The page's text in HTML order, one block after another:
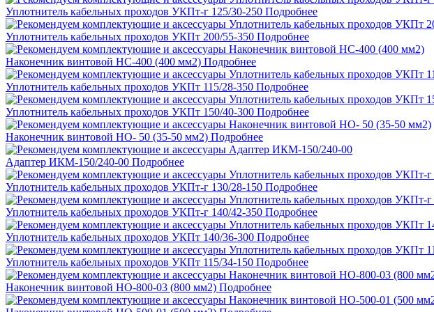
Уплотнитель кабельных проходов УКПт-г 125/30-250 Подробнее
Уплотнитель кабельных проходов УКПт 200/55-350 Подробнее
Наконечник винтовой НС-400 (400 мм2) Подробнее
Уплотнитель кабельных проходов УКПт 115/28-350 Подробнее
Уплотнитель кабельных проходов УКПт 150/40-300 Подробнее
Наконечник винтовой НО- 50 (35-50 мм2) Подробнее
Адаптер ИКМ-150/240-00 Подробнее
Уплотнитель кабельных проходов УКПт-г 130/28-150 Подробнее
Уплотнитель кабельных проходов УКПт-г 140/42-350 Подробнее
Уплотнитель кабельных проходов УКПт 140/36-300 Подробнее
Уплотнитель кабельных проходов УКПт 115/34-150 Подробнее
Наконечник винтовой НО-800-03 (800 мм2) Подробнее